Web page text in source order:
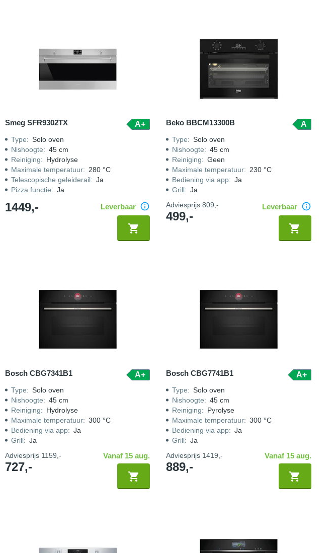
Smeg SFR9302TX A+
Type: Solo oven
Nishoogte: 45 cm
Reiniging: Hydrolyse
Maximale temperatuur: 280 °C
Telescopische geleiderail: Ja
Pizza functie: Ja
1449,- Leverbaar
Beko BBCM13300B A
Type: Solo oven
Nishoogte: 45 cm
Reiniging: Geen
Maximale temperatuur: 230 °C
Bediening via app: Ja
Grill: Ja
Adviesprijs809,-
499,-
Leverbaar
Bosch CBG7341B1 A+
Type: Solo oven
Nishoogte: 45 cm
Reiniging: Hydrolyse
Maximale temperatuur: 300 °C
Bediening via app: Ja
Grill: Ja
Adviesprijs 1159,-
727,-
Vanaf 15 aug.
Bosch CBG7741B1 A+
Type: Solo oven
Nishoogte: 45 cm
Reiniging: Pyrolyse
Maximale temperatuur: 300 °C
Bediening via app: Ja
Grill: Ja
Adviesprijs 1419,-
889,-
Vanaf 15 aug.